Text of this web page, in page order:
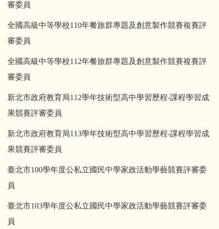
審委員
全國高級中等學校110年餐旅群專題及創意製作競賽複賽評
審委員
全國高級中等學校112年餐旅群專題及創意製作競賽複賽評
審委員
新北市政府教育局112學年技術型高中學習歷程-課程學習成
果競賽評審委員
新北市政府教育局113學年技術型高中學習歷程-課程學習成
果競賽評審委員
臺北市100學年度公私立國民中學家政活動學藝競賽評審委
員
臺北市103學年度公私立國民中學家政活動學藝競賽評審委
員